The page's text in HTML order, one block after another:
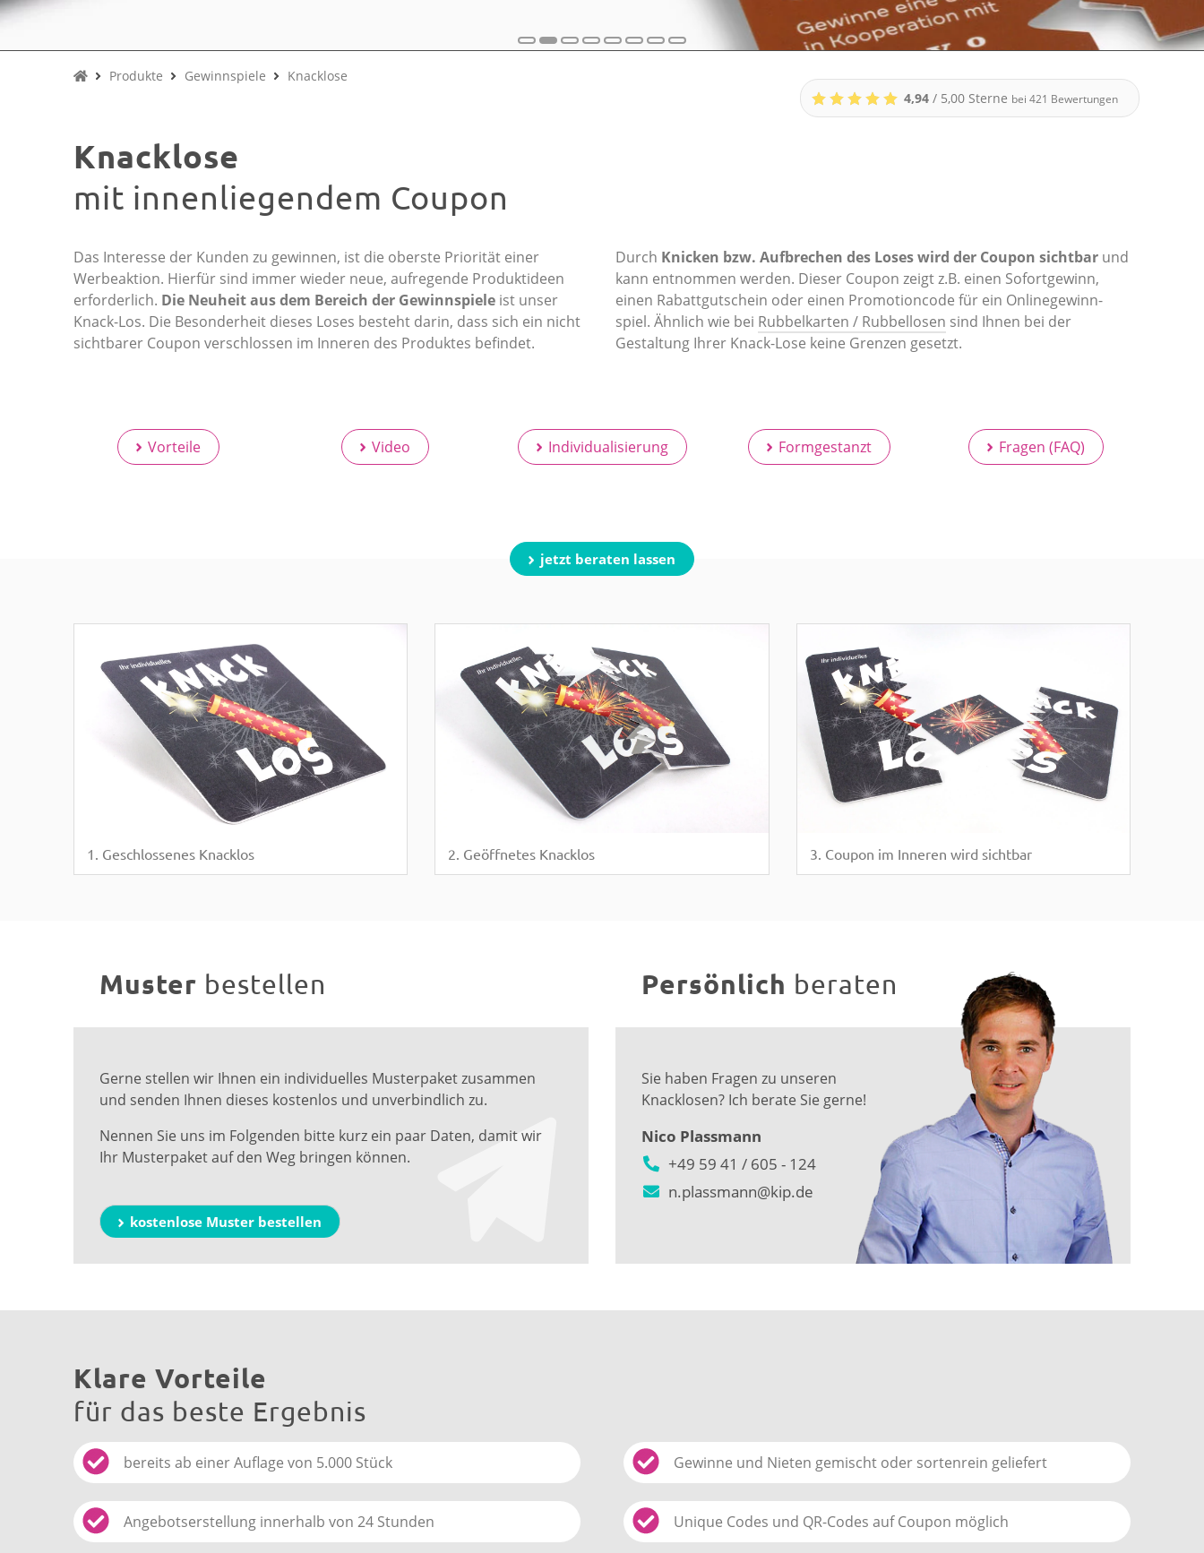
Produkte Gewinnspiele
Knacklose
4,94 / 5,00 Sterne bei 421 Bewertungen
Knacklose
mit innenliegendem Coupon
Das Interesse der Kunden zu gewinnen, ist die oberste Priorität einer
Werbeaktion. Hierfür sind immer wieder neue, aufregende Produktideen
erforderlich. Die Neuheit aus dem Bereich der Gewinnspiele ist unser
Knack-Los. Die Besonderheit dieses Loses besteht darin, dass sich ein nicht
sichtbarer Coupon verschlossen im Inneren des Produktes befindet.
Durch Knicken bzw. Aufbrechen des Loses wird der Coupon sichtbar und
kann entnommen werden. Dieser Coupon zeigt z.B. einen Sofortgewinn,
einen Rabattgutschein oder einen Promotioncode für ein Onlinegewinn-
spiel. Ähnlich wie bei Rubbelkarten / Rubbellosen sind Ihnen bei der
Gestaltung Ihrer Knack-Lose keine Grenzen gesetzt.
Vorteile Video Individualisierung Formgestanzt Fragen (FAQ)
jetzt beraten lassen
1. Geschlossenes Knacklos 2. Geöffnetes Knacklos 3. Coupon im Inneren wird sichtbar
Muster bestellen
Gerne stellen wir Ihnen ein individuelles Musterpaket zusammen
und senden Ihnen dieses kostenlos und unverbindlich zu.
Nennen Sie uns im Folgenden bitte kurz ein paar Daten, damit wir
Ihr Musterpaket auf den Weg bringen können.
kostenlose Muster bestellen
Persönlich beraten
Sie haben Fragen zu unseren
Knacklosen? Ich berate Sie gerne!
Nico Plassmann
+49 59 41 / 605 - 124
n.plassmann@kip.de
Klare Vorteile
für das beste Ergebnis
bereits ab einer Auflage von 5.000 Stück Gewinne und Nieten gemischt oder sortenrein geliefert
Angebotserstellung innerhalb von 24 Stunden Unique Codes und QR-Codes auf Coupon möglich